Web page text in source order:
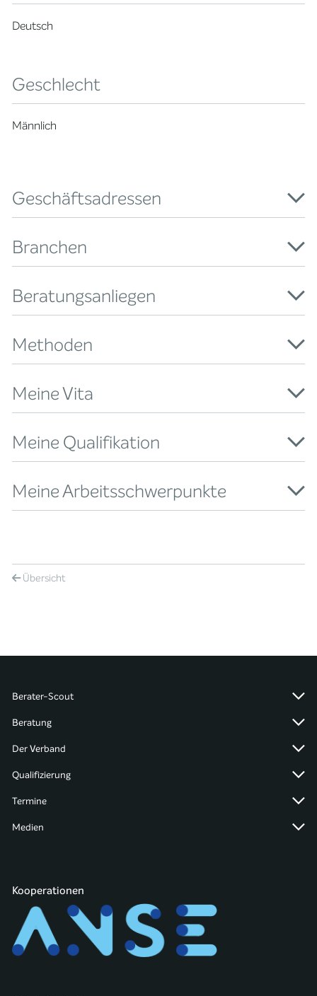
Deutsch
Geschlecht
Männlich
Geschäftsadressen
Branchen
Beratungsanliegen
Methoden
Meine Vita
Meine Qualifikation
Meine Arbeitsschwerpunkte
Übersicht
Berater-Scout
Beratung
Der Verband
Qualifizierung
Termine
Medien
Kooperationen